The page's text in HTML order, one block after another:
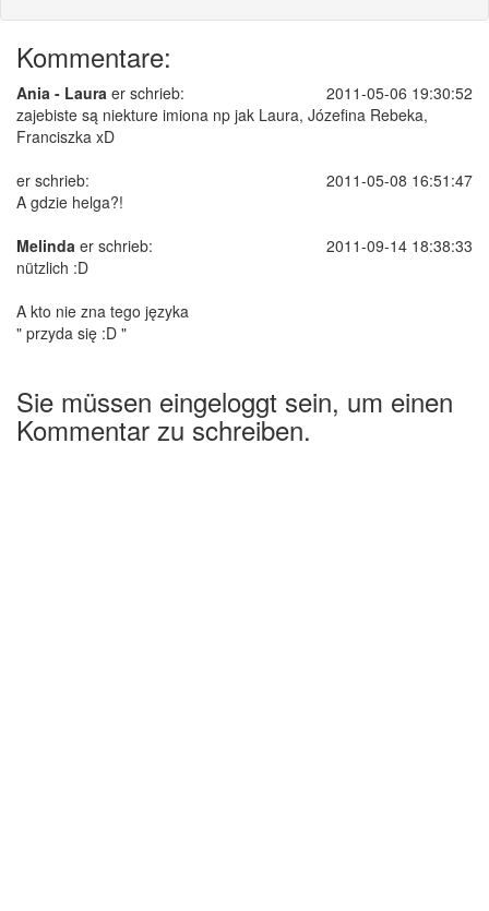
Kommentare:
Ania - Laura er schrieb:
2011-05-06 19:30:52
zajebiste są niekture imiona np jak Laura, Józefina Rebeka,
Franciszka xD
er schrieb:
2011-05-08 16:51:47
A gdzie helga?!
Melinda er schrieb:
2011-09-14 18:38:33
nützlich :D
A kto nie zna tego języka
" przyda się :D "
Sie müssen eingeloggt sein, um einen
Kommentar zu schreiben.